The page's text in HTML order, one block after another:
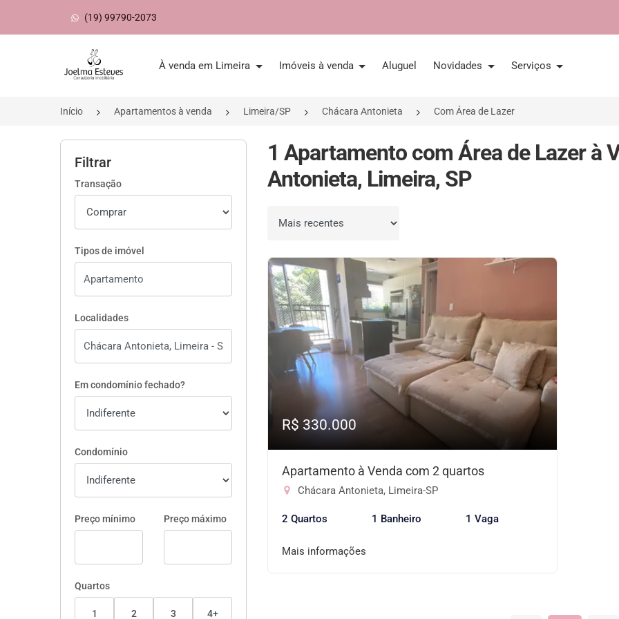
(19) 99790-2073
Página inicial
À venda em Limeira Imóveis à venda Aluguel Novidades Serviços
Início Apartamentos à venda Limeira/SP Chácara Antonieta Com Área de Lazer
Filtrar
Transação
Tipos de imóvel
Localidades
Em condomínio fechado?
Condomínio
Preço mínimo Preço máximo
Quartos
1 2 3 4+
1 Apartamento com Área de Lazer à
Antonieta, Limeira, SP
Ordenar por
R$ 330.000
Apartamento à Venda com 2 quartos
Chácara Antonieta, Limeira-SP
2 Quartos 1 Banheiro 1 Vaga
Mais informações